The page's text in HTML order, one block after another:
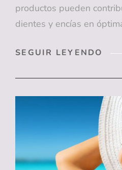
productos pueden
dientes y encías en
SEGUIR LEYENDO
LOS
A